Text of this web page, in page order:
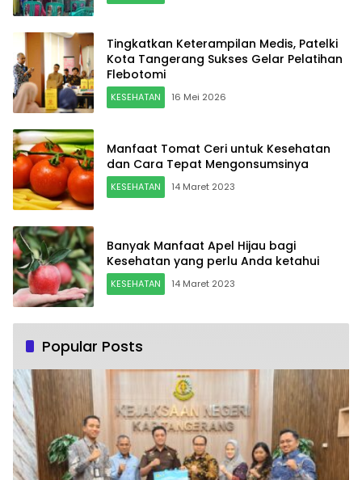
Tingkatkan Keterampilan Medis, Patelki
Kota Tangerang Sukses Gelar Pelatihan
Flebotomi
KESEHATAN 16 Mei 2026
Manfaat Tomat Ceri untuk Kesehatan
dan Cara Tepat Mengonsumsinya
KESEHATAN 14 Maret 2023
Banyak Manfaat Apel Hijau bagi
Kesehatan yang perlu Anda ketahui
KESEHATAN 14 Maret 2023
Popular Posts